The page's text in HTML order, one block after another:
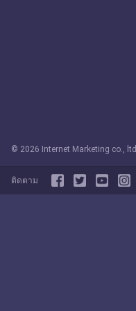
© 2026 Internet Marketing co., ltd
ติดตาม